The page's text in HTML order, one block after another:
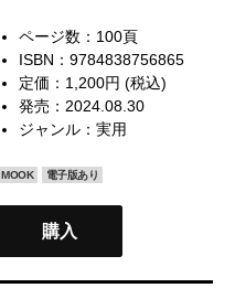
ページ数：100頁
ISBN：9784838756865
定価：1,200円 (税込)
発売：2024.08.30
ジャンル：実用
MOOK 電子版あり
購入